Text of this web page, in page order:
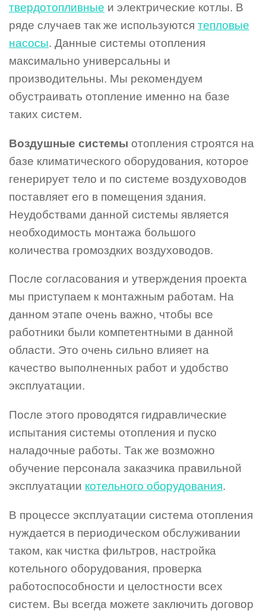
твердотопливные и электрические котлы. В
ряде случаев так же используются тепловые
насосы. Данные системы отопления
максимально универсальны и
производительны. Мы рекомендуем
обустраивать отопление именно на базе
таких систем.
Воздушные системы отопления строятся на
базе климатического оборудования, которое
генерирует тело и по системе воздуховодов
поставляет его в помещения здания.
Неудобствами данной системы является
необходимость монтажа большого
количества громоздких воздуховодов.
После согласования и утверждения проекта
мы приступаем к монтажным работам. На
данном этапе очень важно, чтобы все
работники были компетентными в данной
области. Это очень сильно влияет на
качество выполненных работ и удобство
эксплуатации.
После этого проводятся гидравлические
испытания системы отопления и пуско
наладочные работы. Так же возможно
обучение персонала заказчика правильной
эксплуатации котельного оборудования.
В процессе эксплуатации система отопления
нуждается в периодическом обслуживании
таком, как чистка фильтров, настройка
котельного оборудования, проверка
работоспособности и целостности всех
систем. Вы всегда можете заключить договор